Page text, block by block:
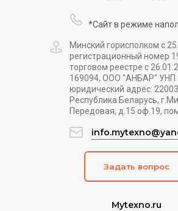
Mytexno.ru
*Сайт в режиме
Минский горисполком с
регистрационный номер
торговом реестре с
169094, ООО "АНБАР" УНП
юридический адрес:
Республика Беларусь,
Передовая, д.15 оф.19,
Задать вопрос